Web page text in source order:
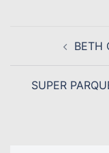
D’ARTICLEBETH
SUPER